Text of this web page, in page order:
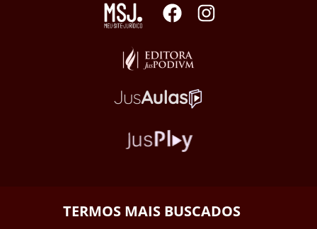
TERMOS MAIS BUSCADOS